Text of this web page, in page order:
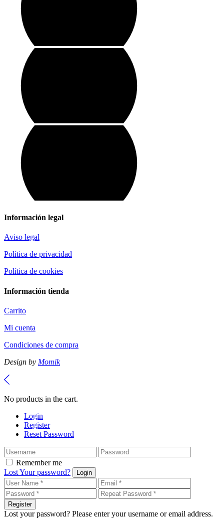
Información legal
Aviso legal
Política de privacidad
Política de cookies
Información tienda
Carrito
Mi cuenta
Condiciones de compra
Design by Momik
No products in the cart.
Login
Register
Reset Password
Remember me
Lost Your password?
Login
Register
Lost your password? Please enter your username or email address.